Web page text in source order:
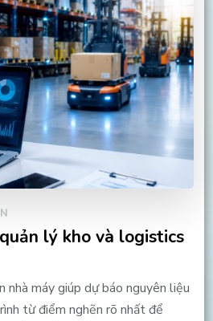
lý kho và logistics
nhà máy giúp dự báo nguyên liệu
từ điểm nghẽn rõ nhất để